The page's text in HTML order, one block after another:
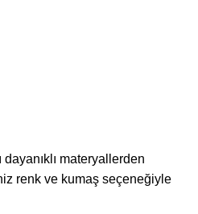
materyallerden
renk ve kumaş seçeneğiyle